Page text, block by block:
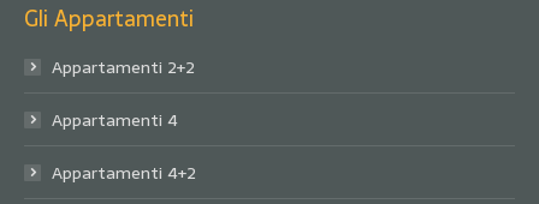
Gli Appartamenti
Appartamenti 2+2
Appartamenti 4
Appartamenti 4+2